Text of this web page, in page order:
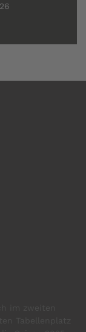
im zweiten
Tabellenplatz